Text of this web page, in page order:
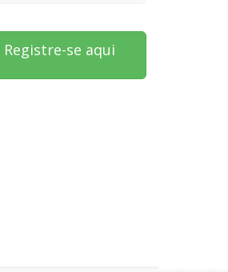
Registre-se aqui